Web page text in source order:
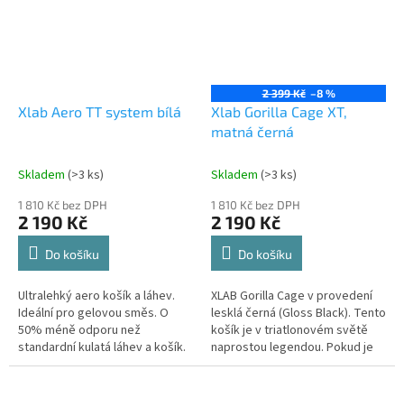
Xlab Aero TT system bílá
Skladem (>3 ks)
1 810 Kč bez DPH
2 190 Kč
Do košíku
Ultralehký aero košík a láhev.
Ideální pro gelovou směs. O
50% méně odporu než
standardní kulatá láhev a košík.
2 399 Kč –8 %
Xlab Gorilla Cage XT,
matná černá
Skladem (>3 ks)
1 810 Kč bez DPH
2 190 Kč
Do košíku
XLAB Gorilla Cage v provedení
lesklá černá (Gloss Black). Tento
košík je v triatlonovém světě
naprostou legendou. Pokud je
standardní Gorilla legendou, pak